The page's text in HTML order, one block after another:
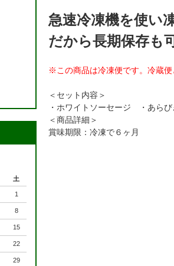
急速冷凍機を使い
だから長期保存も
※この商品は冷凍便です。冷蔵便
＜セット内容＞
・ホワイトソーセージ ・あら
＜商品詳細＞
賞味期限：冷凍で６ヶ月
土
1
8
15
22
29